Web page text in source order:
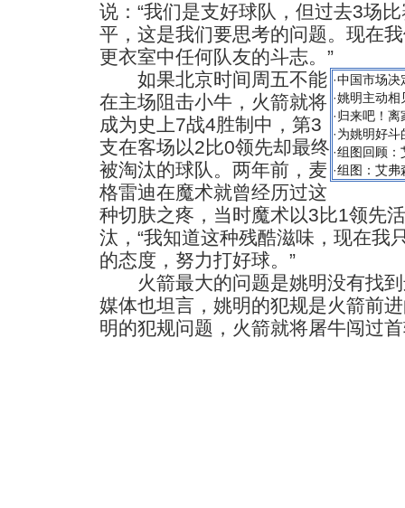
说：“我们是支好球队，但过去3场
平，这是我们要思考的问题。现在
更衣室中任何队友的斗志。”
·中国市场决
·姚明主动相
·归来吧！离
·为姚明好斗
·组图回顾：
·组图：艾弗
如果北京时间周五不能
在主场阻击小牛，火箭就将
成为史上7战4胜制中，第3
支在客场以2比0领先却最终
被淘汰的球队。两年前，麦
格雷迪在魔术就曾经历过这
种切肤之疼，当时魔术以3比1领先
汰，“我知道这种残酷滋味，现在我
的态度，努力打好球。”
火箭最大的问题是姚明没有找到
媒体也坦言，姚明的犯规是火箭前
明的犯规问题，火箭就将屠牛闯过